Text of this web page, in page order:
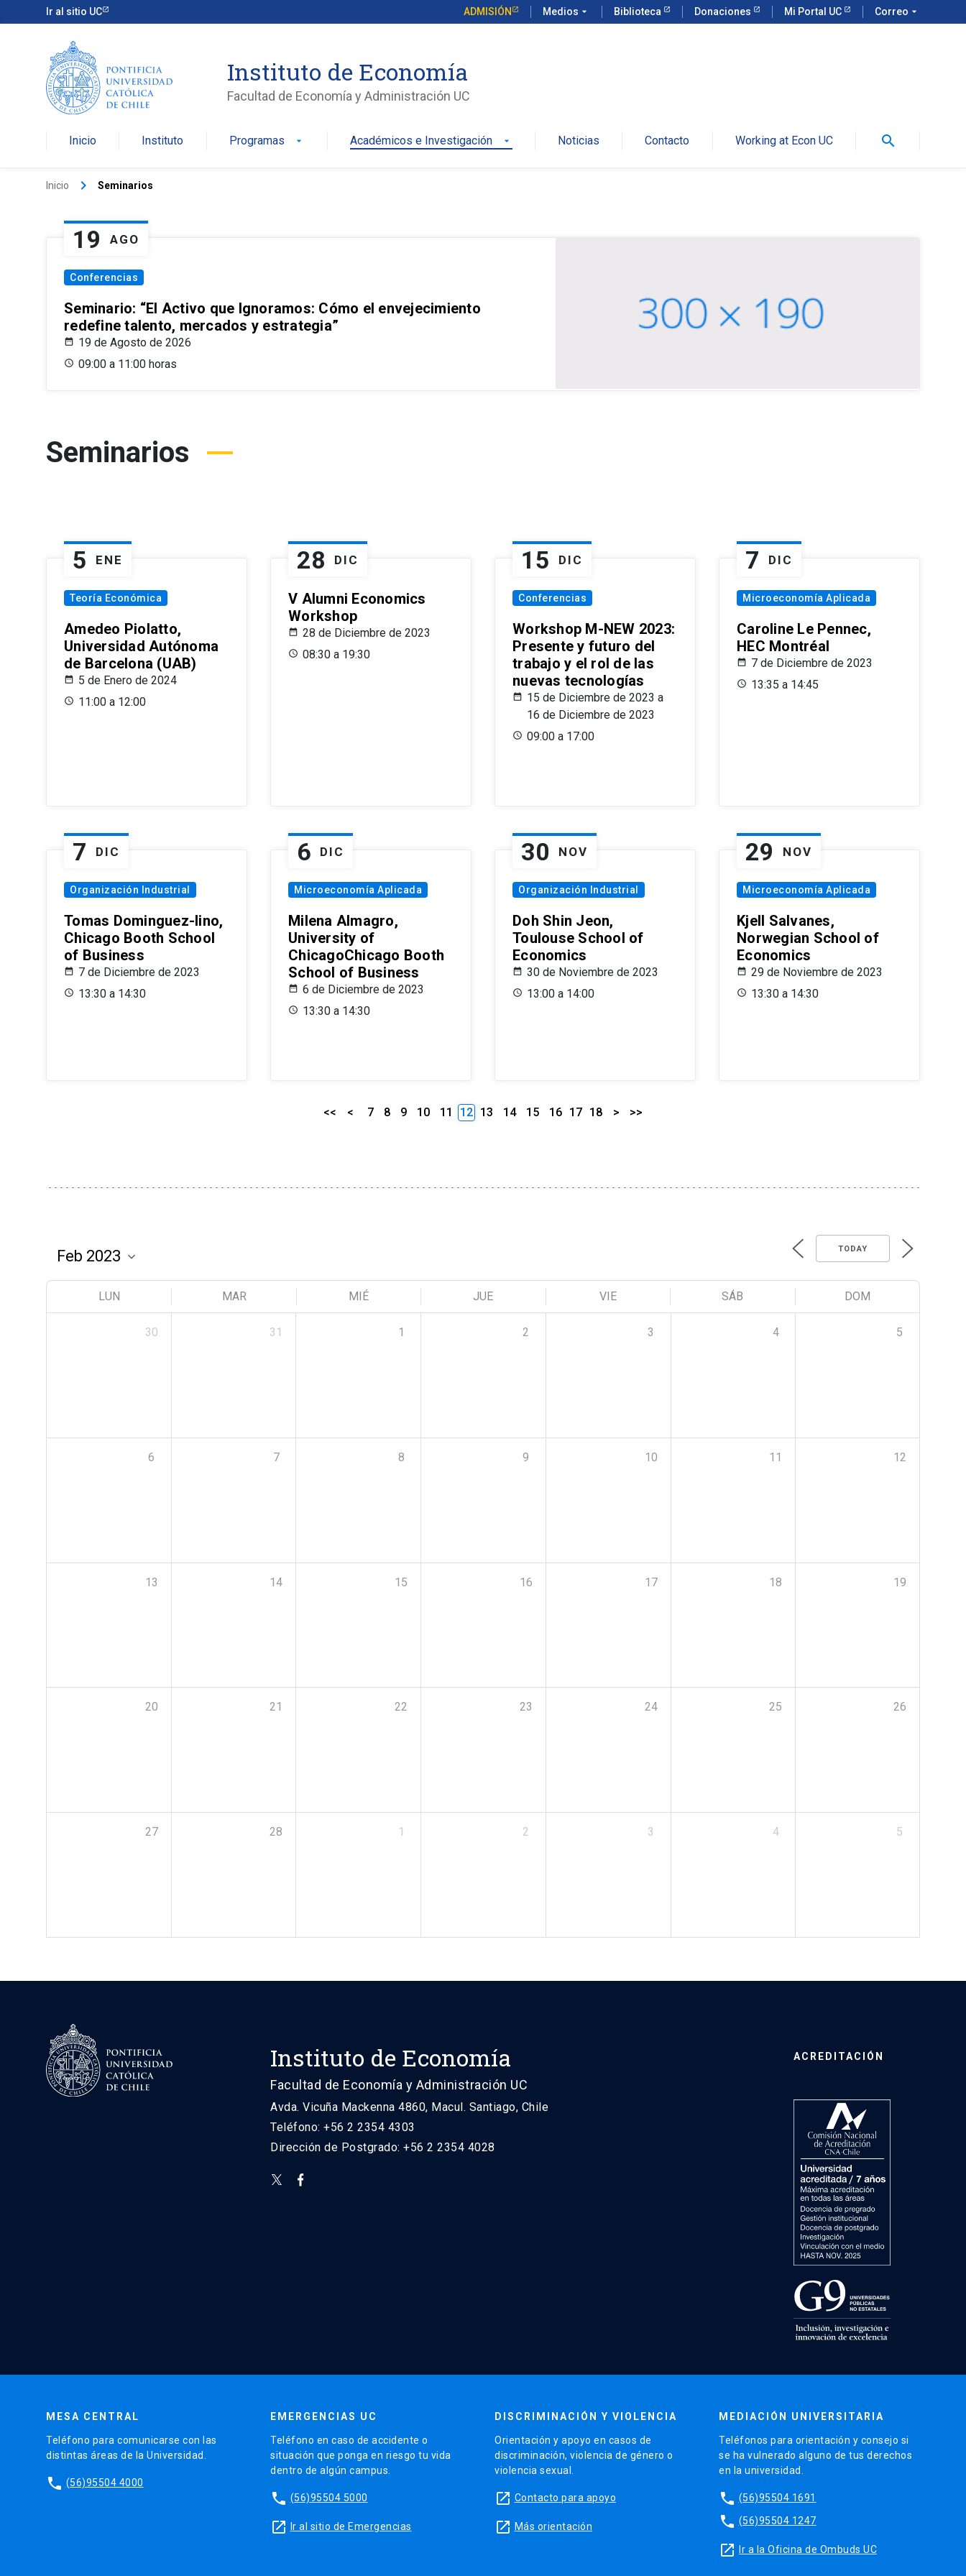
Ir al sitio UC ADMISIÓN Medios arrow_drop_down Biblioteca Donaciones Mi Portal UC Correo arrow_drop_down
Instituto de Economía
Facultad de Economía y Administración UC
Inicio Instituto Programas arrow_drop_down Académicos e Investigación arrow_drop_down Noticias Contacto Working at Econ UC search
Inicio keyboard_arrow_right Seminarios
19 AGO
Conferencias
Seminario: “El Activo que Ignoramos: Cómo el envejecimiento
redefine talento, mercados y estrategia”
19 de Agosto de 2026
09:00 a 11:00 horas
Seminarios
5 ENE
Teoría Económica
Amedeo Piolatto,
Universidad Autónoma
de Barcelona (UAB)
5 de Enero de 2024
11:00 a 12:00
28 DIC
V Alumni Economics
Workshop
28 de Diciembre de 2023
08:30 a 19:30
15 DIC
Conferencias
Workshop M-NEW 2023:
Presente y futuro del
trabajo y el rol de las
nuevas tecnologías
15 de Diciembre de 2023 a
16 de Diciembre de 2023
09:00 a 17:00
7 DIC
Microeconomía Aplicada
Caroline Le Pennec,
HEC Montréal
7 de Diciembre de 2023
13:35 a 14:45
7 DIC
Organización Industrial
Tomas Dominguez-Iino,
Chicago Booth School
of Business
7 de Diciembre de 2023
13:30 a 14:30
6 DIC
Microeconomía Aplicada
Milena Almagro,
University of
ChicagoChicago Booth
School of Business
6 de Diciembre de 2023
13:30 a 14:30
30 NOV
Organización Industrial
Doh Shin Jeon,
Toulouse School of
Economics
30 de Noviembre de 2023
13:00 a 14:00
29 NOV
Microeconomía Aplicada
Kjell Salvanes,
Norwegian School of
Economics
29 de Noviembre de 2023
13:30 a 14:30
<< < 7 8 9 10 11 12 13 14 15 16 17 18 > >>
TODAY
LUN MAR MIÉ JUE VIE SÁB DOM
30 31 1 2 3 4 5
6 7 8 9 10 11 12
13 14 15 16 17 18 19
20 21 22 23 24 25 26
27 28 1 2 3 4 5
Instituto de Economía
Facultad de Economía y Administración UC
Avda. Vicuña Mackenna 4860, Macul. Santiago, Chile
Teléfono: +56 2 2354 4303
Dirección de Postgrado: +56 2 2354 4028
ACREDITACIÓN
MESA CENTRAL
Teléfono para comunicarse con las
distintas áreas de la Universidad.
phone (56)95504 4000
EMERGENCIAS UC
Teléfono en caso de accidente o
situación que ponga en riesgo tu vida
dentro de algún campus.
phone (56)95504 5000
launch Ir al sitio de Emergencias
DISCRIMINACIÓN Y VIOLENCIA
Orientación y apoyo en casos de
discriminación, violencia de género o
violencia sexual.
launch Contacto para apoyo
launch Más orientación
MEDIACIÓN UNIVERSITARIA
Teléfonos para orientación y consejo si
se ha vulnerado alguno de tus derechos
en la universidad.
phone (56)95504 1691
phone (56)95504 1247
launch Ir a la Oficina de Ombuds UC